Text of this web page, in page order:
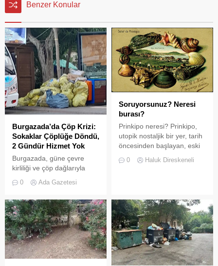
Benzer Konular
Burgazada’da Çöp Krizi:
Sokaklar Çöplüğe Döndü,
2 Gündür Hizmet Yok
Burgazada, güne çevre
kirliliği ve çöp dağlarıyla
çarşı caddesi ve
bölgedeki arka sokaklarda
biriken çöpler, hem çevre
sakinlerini hem de adaya
gelen turistleri isyan ettirdi.
Sabah saatlerinde
kaydedilen görüntüler,
0 Ada Gazetesi
Soruyorsunuz? Neresi
burası?
Prinkipo neresi? Prinkipo,
utopik nostaljik bir yer, tarih
öncesinden başlayan, eski
Osmanlı dönemlerini
bir dönem, bir zaman ve bir
mekân. Prinkipo posta
kartlarında var, kitaplarda,
pullarda, sergilerde,
kataloglarda, miladdan
Önce Roma belgelerinde
var, miladdan sonra
0 Haluk Direskeneli